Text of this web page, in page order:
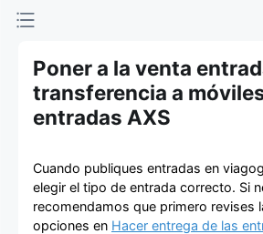
Poner a la venta
transferencia a
entradas AXS
Cuando publiques entradas en
elegir el tipo de entrada correcto. Si
recomendamos que primero revises
opciones en Hacer entrega de las